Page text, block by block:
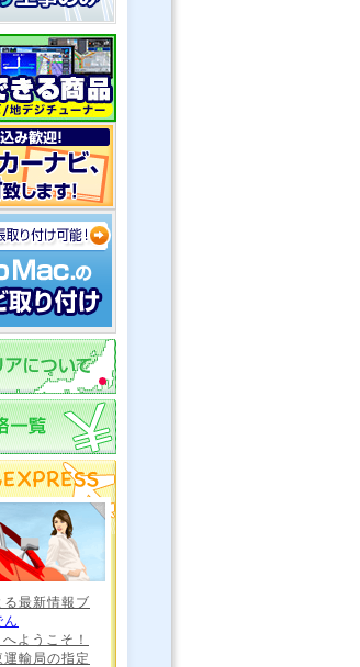
る最新情報ブ
ん
へようこそ！
輸局の指定